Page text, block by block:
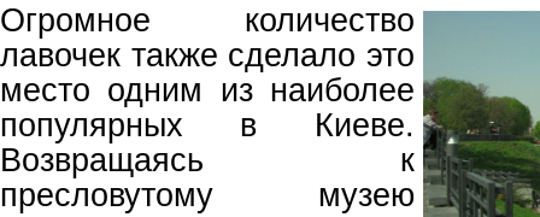
Огромное количество
лавочек также сделало это
место одним из наиболее
популярных в Киеве.
Возвращаясь к
пресловутому музею